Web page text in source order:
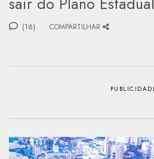
(16) COMPARTILHAR